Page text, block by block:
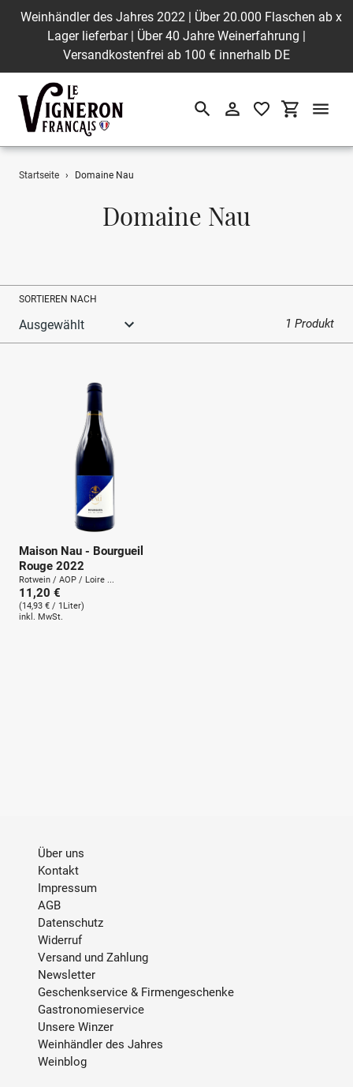
Direkt
Weinhändler des Jahres 2022 | Über 20.000 Flaschen ab
Lager lieferbar | Über 40 Jahre Weinerfahrung |
Versandkostenfrei ab 100 € innerhalb DE
x
SuchenEinloggen
Startseite › Domaine Nau
S
n
g
:
Domaine Nau
SORTIEREN NACH
1 Produkt
Maison Nau - Bourgueil
Rouge 2022
Rotwein / AOP / Loire ...
11,20 €
(14,93 € / 1Liter)
inkl. MwSt.
Über uns
Kontakt
Impressum
AGB
Datenschutz
Widerruf
Versand und Zahlung
Newsletter
Geschenkservice & Firmengeschenke
Gastronomieservice
Unsere Winzer
Weinhändler des Jahres
Weinblog